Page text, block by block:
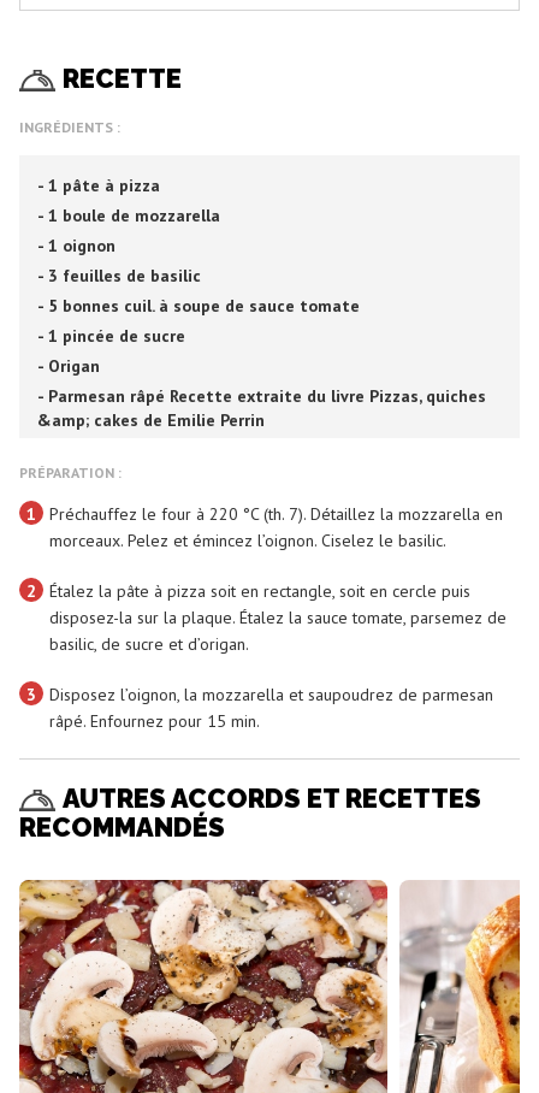
RECETTE
INGRÉDIENTS :
- 1 pâte à pizza
- 1 boule de mozzarella
- 1 oignon
- 3 feuilles de basilic
- 5 bonnes cuil. à soupe de sauce tomate
- 1 pincée de sucre
- Origan
- Parmesan râpé Recette extraite du livre Pizzas, quiches
&amp; cakes de Emilie Perrin
PRÉPARATION :
1
Préchauffez le four à 220 °C (th. 7). Détaillez la mozzarella en
morceaux. Pelez et émincez l’oignon. Ciselez le basilic.
2
Étalez la pâte à pizza soit en rectangle, soit en cercle puis
disposez-la sur la plaque. Étalez la sauce tomate, parsemez de
basilic, de sucre et d’origan.
3
Disposez l’oignon, la mozzarella et saupoudrez de parmesan
râpé. Enfournez pour 15 min.
AUTRES ACCORDS ET RECETTES
RECOMMANDÉS